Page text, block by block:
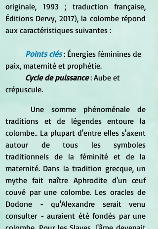
originale, 1993 ; traduction française,
Éditions Dervy, 2017), la colombe répond
aux caractéristiques suivantes :
Points clés : Énergies féminines de
paix, maternité et prophétie.
Cycle de puissance : Aube et
crépuscule.
traditions et de légendes entoure la
colombe.. La plupart d'entre elles s'axent
autour de tous les symboles
traditionnels de la féminité et de la
maternité. Dans la tradition grecque, un
mythe fait naître Aphrodite d'un œuf
couvé par une colombe. Les oracles de
Dodone - qu'Alexandre serait venu
consulter - auraient été fondés par une